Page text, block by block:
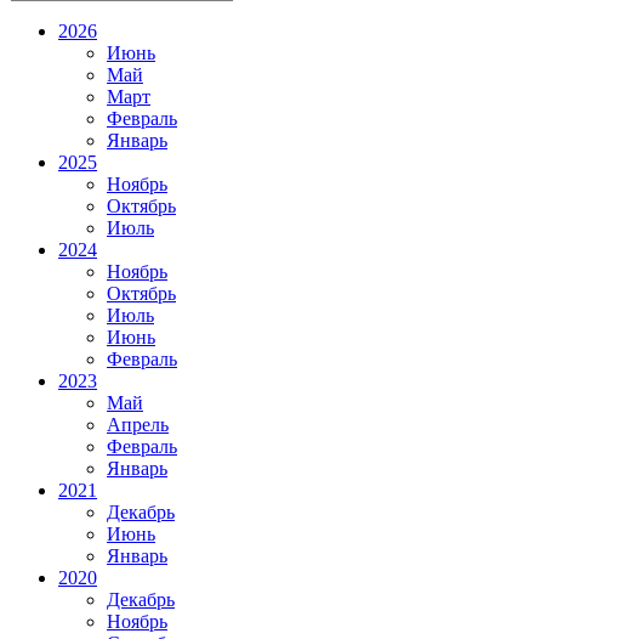
2026
Июнь
Май
Март
Февраль
Январь
2025
Ноябрь
Октябрь
Июль
2024
Ноябрь
Октябрь
Июль
Июнь
Февраль
2023
Май
Апрель
Февраль
Январь
2021
Декабрь
Июнь
Январь
2020
Декабрь
Ноябрь